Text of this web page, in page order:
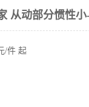
从动部分惯性
/件 起